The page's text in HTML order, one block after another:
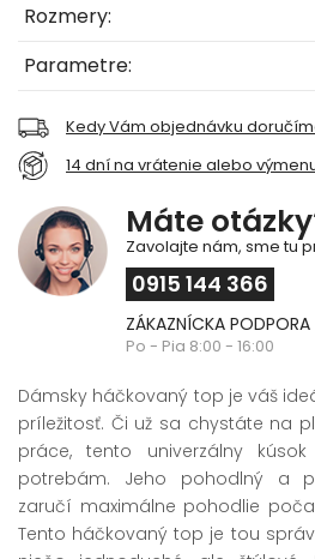
Rozmery:
Parametre:
Kedy Vám objednávku
14 dní na vrátenie alebo
Máte
Zavolajte nám, sme tu
0915 144 366
ZÁKAZNÍCKA PODPORA
Po - Pia 8:00 - 16:00
Dámsky háčkovaný top je váš
príležitosť. Či už sa chystáte na
práce, tento univerzálny
potrebám. Jeho pohodlný a
zaručí maximálne pohodlie
Tento háčkovaný top je tou